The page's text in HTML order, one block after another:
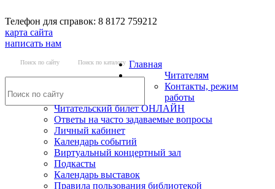
Телефон для справок: 8 8172 759212
карта сайта
написать нам
Поиск по сайту Поиск по каталогу Главная
Читателям
Контакты, режим
работы
Читательский билет ОНЛАЙН
Ответы на часто задаваемые вопросы
Личный кабинет
Календарь событий
Виртуальный концертный зал
Подкасты
Календарь выставок
Правила пользования библиотекой